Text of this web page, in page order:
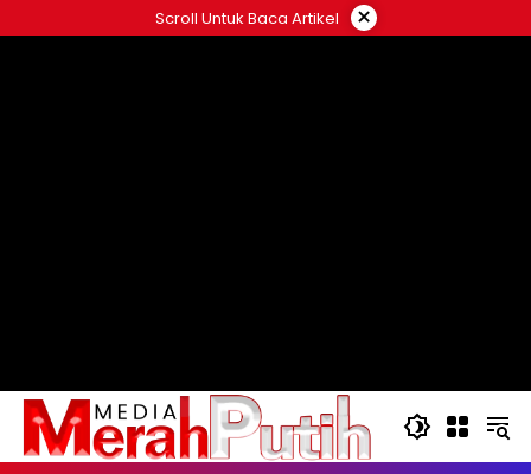
ke
Scroll Untuk Baca Artikel ×